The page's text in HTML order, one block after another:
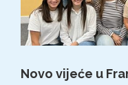
Novo vijeće u